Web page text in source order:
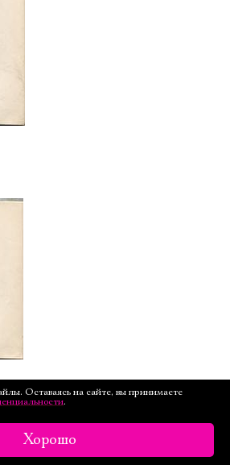
Оставаясь на сайте, вы принимаете
.
Хорошо